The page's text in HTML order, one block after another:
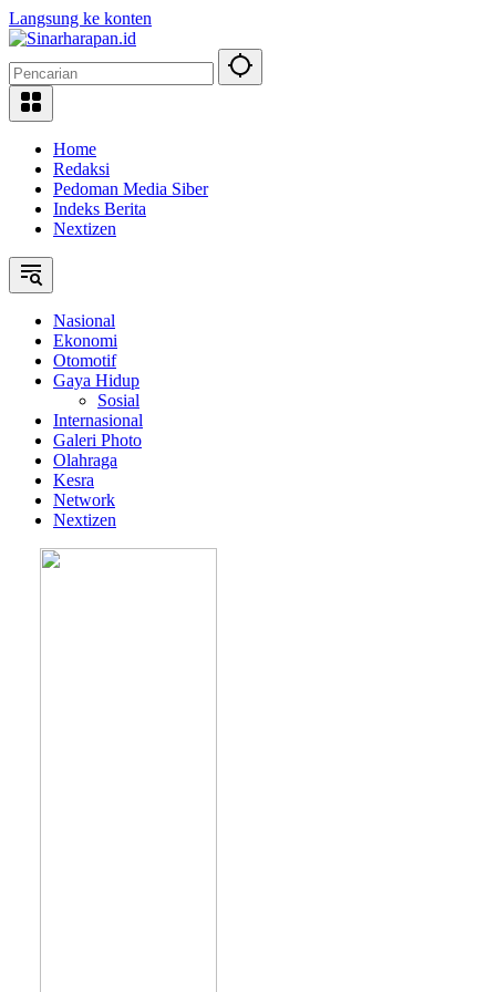
Langsung ke konten
Home
Redaksi
Pedoman Media Siber
Indeks Berita
Nextizen
Nasional
Ekonomi
Otomotif
Gaya Hidup
Sosial
Internasional
Galeri Photo
Olahraga
Kesra
Network
Nextizen